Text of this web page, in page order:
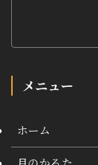
メニュー
ホーム